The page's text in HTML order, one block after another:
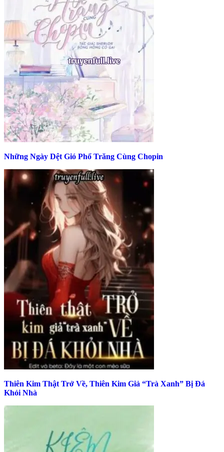
Những Ngày Dệt Gió Phổ Trăng Cùng Chopin
Thiên Kim Thật Trở Về, Thiên Kim Giả “Trà Xanh” Bị Đá
Khỏi Nhà